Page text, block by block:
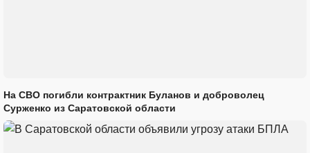
На СВО погибли контрактник Буланов и доброволец
Сурженко из Саратовской области